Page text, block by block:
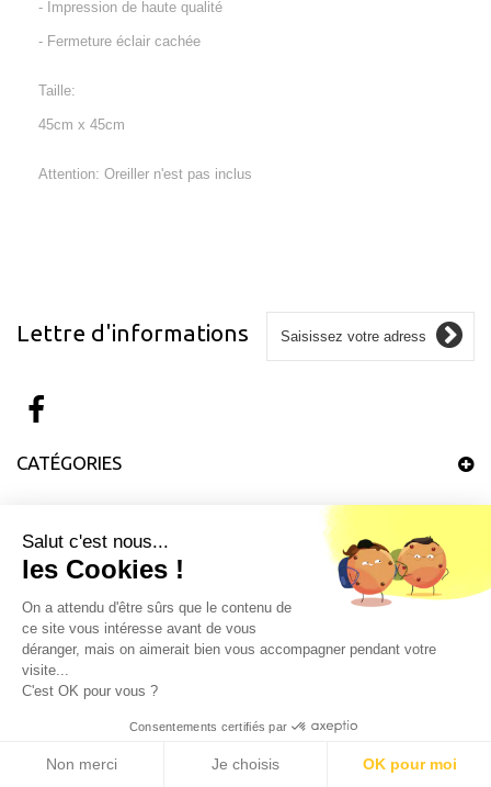
- Impression de haute qualité
- Fermeture éclair cachée
Taille:
45cm x 45cm
Attention: Oreiller n'est pas inclus
Lettre d'informations
CATÉGORIES
MON COMPTE
INFORMATIONS SUR VOTRE BOUTIQUE
Salut c'est nous...
les Cookies !
On a attendu d'être sûrs que le contenu de
ce site vous intéresse avant de vous
déranger, mais on aimerait bien vous accompagner pendant votre
visite...
C'est OK pour vous ?
Consentements certifiés par
Non merci Je choisis OK pour moi